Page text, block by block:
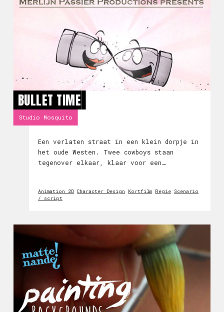
BULLET TIME
Studio Mosquito
Een verlaten straat in een klein dorpje in
het oude Westen. Twee cowboys staan
tegenover elkaar, klaar voor een
deze kogels plots verliefd op elkaar! Lukt
Animation 2D Character Design Kortfilm Regie Scenario
/ script